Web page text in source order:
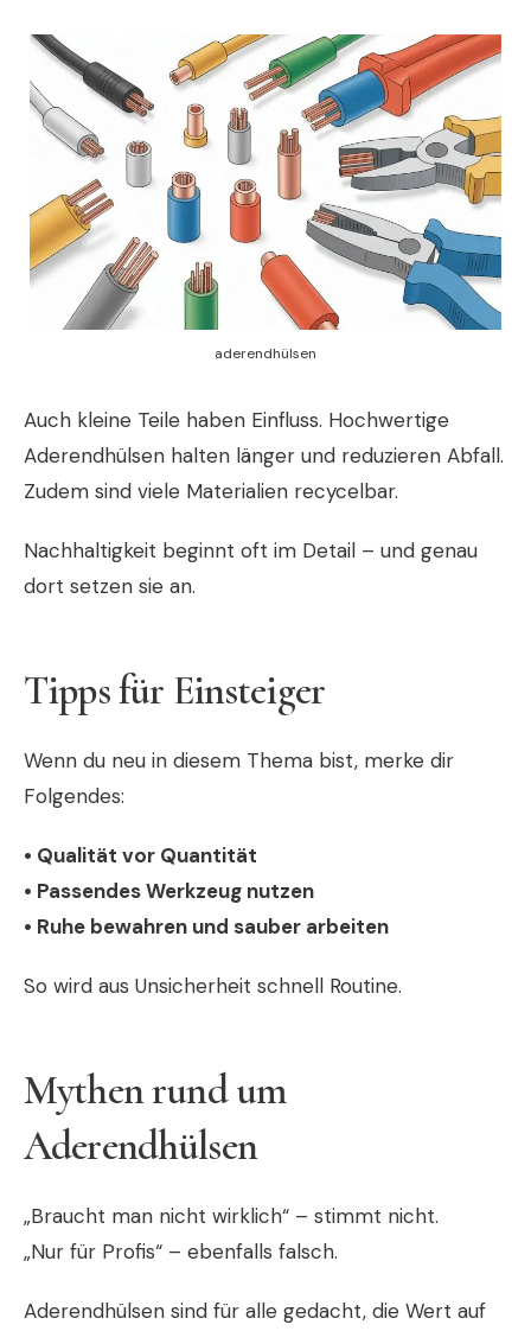
aderendhülsen
Auch kleine Teile haben Einfluss. Hochwertige
Aderendhülsen halten länger und reduzieren Abfall.
Zudem sind viele Materialien recycelbar.
Nachhaltigkeit beginnt oft im Detail – und genau
dort setzen sie an.
Tipps für Einsteiger
Wenn du neu in diesem Thema bist, merke dir
Folgendes:
• Qualität vor Quantität
• Passendes Werkzeug nutzen
• Ruhe bewahren und sauber arbeiten
So wird aus Unsicherheit schnell Routine.
Mythen rund um
Aderendhülsen
„Braucht man nicht wirklich“ – stimmt nicht.
„Nur für Profis“ – ebenfalls falsch.
Aderendhülsen sind für alle gedacht, die Wert auf